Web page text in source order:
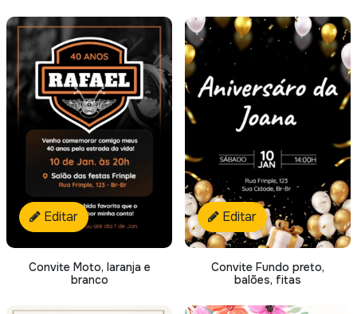
Editar
Convite Moto, laranja e
branco
Editar
Convite Fundo preto,
balões, fitas